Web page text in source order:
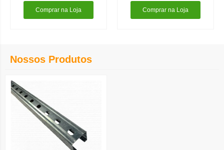
Comprar na Loja Comprar na Loja
Nossos Produtos